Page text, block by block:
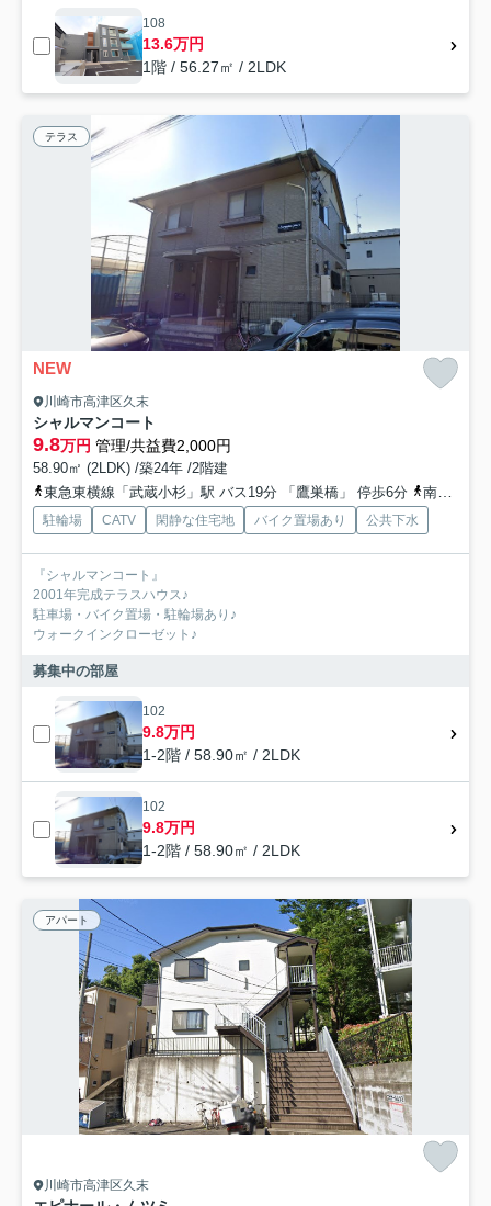
108
13.6万円
1階 / 56.27㎡ / 2LDK
テラス
NEW
川崎市高津区久末
シャルマンコート
9.8万円 管理/共益費2,000円
58.90㎡ (2LDK) /築24年 /2階建
東急東横線「武蔵小杉」駅 バス19分 「鷹巣橋」 停歩6分
南武線「武蔵中原」駅 徒歩28分
駐輪場 CATV 閑静な住宅地 バイク置場あり 公共下水
『シャルマンコート』
2001年完成テラスハウス♪
駐車場・バイク置場・駐輪場あり♪
ウォークインクローゼット♪
募集中の部屋
102
9.8万円
1-2階 / 58.90㎡ / 2LDK
102
9.8万円
1-2階 / 58.90㎡ / 2LDK
アパート
川崎市高津区久末